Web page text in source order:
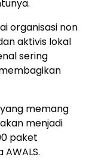
organisasi non
aktivis lokal
sering
memang
menjadi
paket